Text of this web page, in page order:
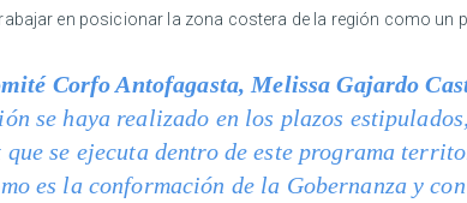
en posicionar la zona costera de la región como un
Corfo Antofagasta, Melissa Gajardo
se haya realizado en los plazos
se ejecuta dentro de este programa
es la conformación de la Gobernanza y